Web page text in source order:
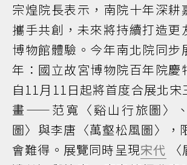
宗煌院長表示，南院十年深耕
攜手共創，未來將持續打造更
博物館體驗。今年南北院同步
年：國立故宮博物院百年院慶
自11月11日起將首度合展北宋
畫——范寬〈谿山行旅圖〉
圖〉與李唐〈萬壑松風圖〉，
會難得。展覽同時呈現宋代